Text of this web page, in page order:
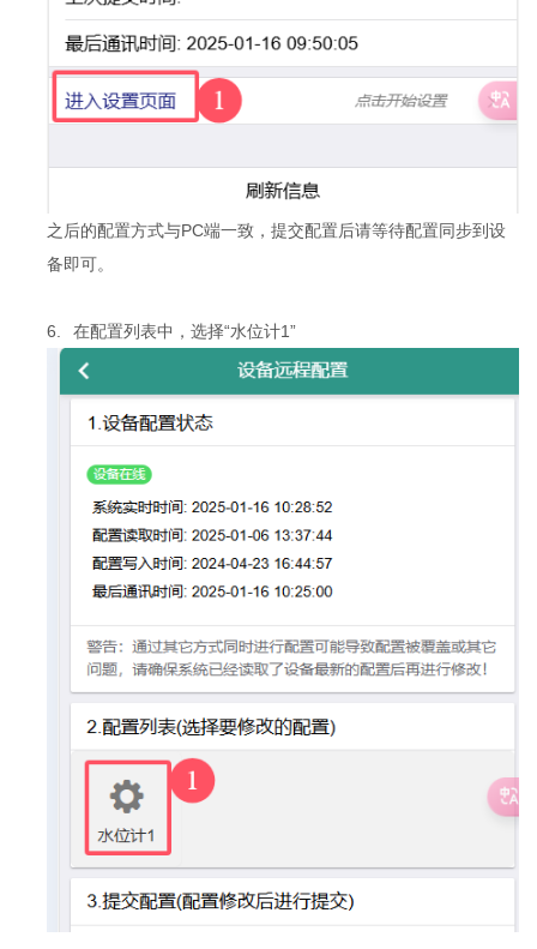
之后的配置方式与PC端一致，提交配置后请等待配置同步到设
备即可。
6. 在配置列表中，选择“水位计1”